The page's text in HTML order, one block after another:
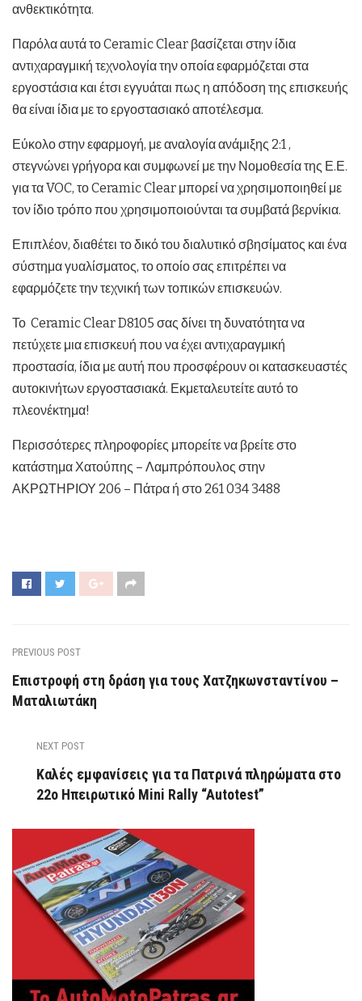
ανθεκτικότητα.
Παρόλα αυτά το Ceramic Clear βασίζεται στην ίδια
αντιχαραγμική τεχνολογία την οποία εφαρμόζεται στα
εργοστάσια και έτσι εγγυάται πως η απόδοση της επισκευής
θα είναι ίδια με το εργοστασιακό αποτέλεσμα.
Εύκολο στην εφαρμογή, με αναλογία ανάμιξης 2:1 ,
στεγνώνει γρήγορα και συμφωνεί με την Νομοθεσία της Ε.Ε.
για τα VOC, το Ceramic Clear μπορεί να χρησιμοποιηθεί με
τον ίδιο τρόπο που χρησιμοποιούνται τα συμβατά βερνίκια.
Επιπλέον, διαθέτει το δικό του διαλυτικό σβησίματος και ένα
σύστημα γυαλίσματος, το οποίο σας επιτρέπει να
εφαρμόζετε την τεχνική των τοπικών επισκευών.
Το Ceramic Clear D8105 σας δίνει τη δυνατότητα να
πετύχετε μια επισκευή που να έχει αντιχαραγμική
προστασία, ίδια με αυτή που προσφέρουν οι κατασκευαστές
αυτοκινήτων εργοστασιακά. Εκμεταλευτείτε αυτό το
πλεονέκτημα!
Περισσότερες πληροφορίες μπορείτε να βρείτε στο
κατάστημα Χατούπης – Λαμπρόπουλος στην
ΑΚΡΩΤΗΡΙΟΥ 206 – Πάτρα ή στο 261 034 3488
PREVIOUS POST
Επιστροφή στη δράση για τους Χατζηκωνσταντίνου –
Ματαλιωτάκη
NEXT POST
Καλές εμφανίσεις για τα Πατρινά πληρώματα στο
22ο Ηπειρωτικό Mini Rally “Autotest”